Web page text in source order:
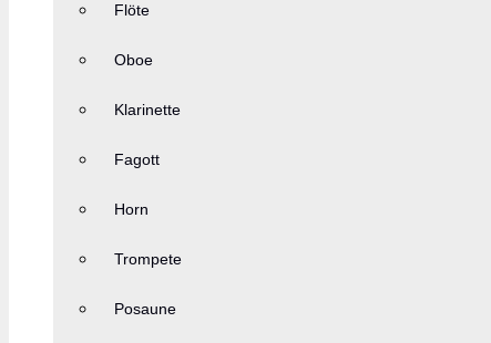
Flöte
Oboe
Klarinette
Fagott
Horn
Trompete
Posaune